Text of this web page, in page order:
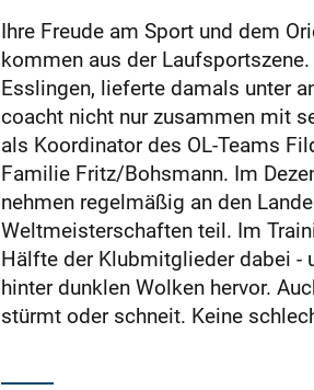
Ihre Freude am Sport und dem
kommen aus der
Esslingen, lieferte damals unter
coacht nicht nur zusammen mit
als Koordinator des OL-Teams
Familie Fritz/Bohsmann. Im
nehmen regelmäßig an den
Weltmeisterschaften teil. Im
Hälfte der Klubmitglieder dabei -
hinter dunklen Wolken hervor.
stürmt oder schneit. Keine